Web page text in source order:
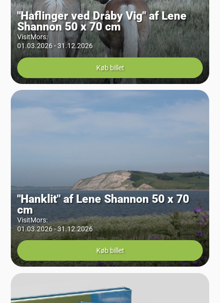
"Haflinger ved Dråby Vig" af Lene
Shannon 50 x 70 cm
VisitMors:
01.03.2026 - 31.12.2026
Køb billet
"Hanklit" af Lene Shannon 50 x 70
cm
VisitMors:
01.03.2026 - 31.12.2026
Køb billet